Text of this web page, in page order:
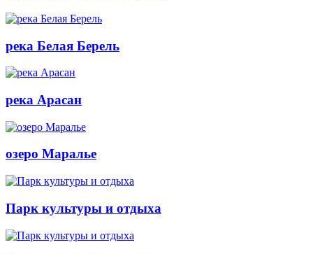
река Белая Берель
река Арасан
озеро Маралье
Парк культуры и отдыха